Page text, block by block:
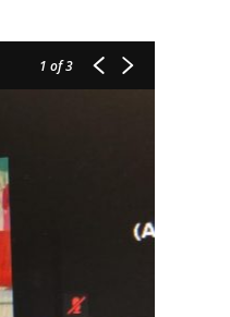
1 of 3